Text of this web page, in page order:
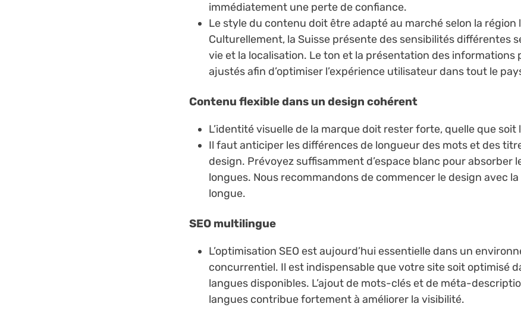
immédiatement une perte de confiance.
Le style du contenu doit être adapté au marché selon la région
Culturellement, la Suisse présente des sensibilités différentes
vie et la localisation. Le ton et la présentation des informations
ajustés afin d’optimiser l’expérience utilisateur dans tout le
Contenu flexible dans un design cohérent
L’identité visuelle de la marque doit rester forte, quelle que soit
Il faut anticiper les différences de longueur des mots et des
design. Prévoyez suffisamment d’espace blanc pour absorber
longues. Nous recommandons de commencer le design avec
longue.
SEO multilingue
L’optimisation SEO est aujourd’hui essentielle dans un
concurrentiel. Il est indispensable que votre site soit optimisé
langues disponibles. L’ajout de mots-clés et de méta-
langues contribue fortement à améliorer la visibilité.